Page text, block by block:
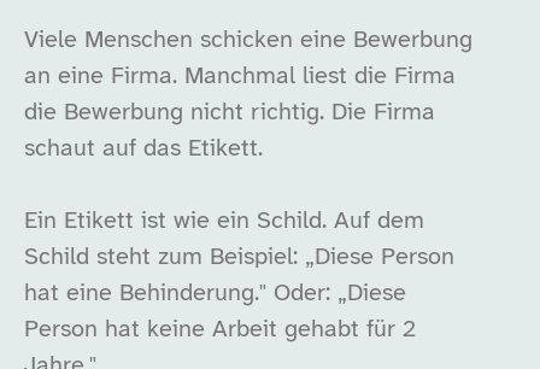
Viele Menschen schicken eine Bewerbung
an eine Firma. Manchmal liest die Firma
die Bewerbung nicht richtig. Die Firma
schaut auf das Etikett.
Ein Etikett ist wie ein Schild. Auf dem
Schild steht zum Beispiel: „Diese Person
hat eine Behinderung." Oder: „Diese
Person hat keine Arbeit gehabt für 2